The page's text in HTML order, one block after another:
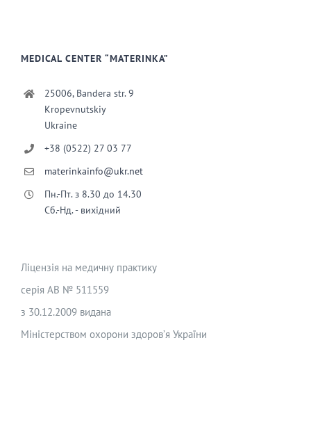
MEDICAL CENTER “MATERINKA”
25006, Bandera str. 9
Kropevnutskiy
Ukraine
+38 (0522) 27 03 77
materinkainfo@ukr.net
Пн.-Пт. з 8.30 до 14.30
Сб.-Нд. - вихідний
Ліцензія на медичну практику
серія АВ № 511559
з 30.12.2009 видана
Міністерством охорони здоров’я України